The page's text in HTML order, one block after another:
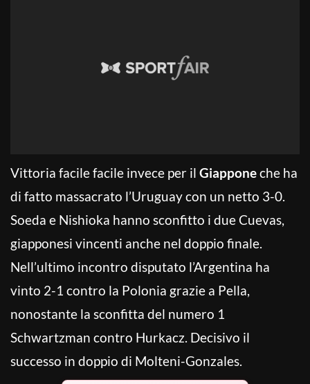
Vittoria facile facile invece per il Giapponeche ha
di fatto massacrato l’Uruguay con un netto 3-0.
Soeda e Nishioka hanno sconfitto i due Cuevas,
giapponesi vincenti anche nel doppio finale.
Nell’ultimo incontro disputato l’Argentina ha
vinto 2-1 contro la Polonia grazie a Pella,
nonostante la sconfitta del numero 1
Schwartzman contro Hurkacz. Decisivo il
successo in doppio di Molteni-Gonzales.